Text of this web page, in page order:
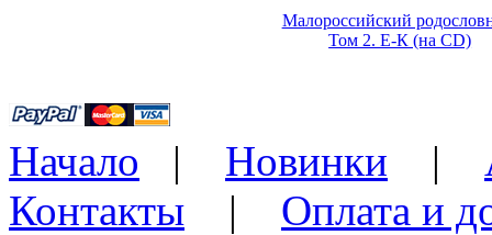
Малороссийский
Том 2. Е-К (на CD)
Начало | Новинки |
Контакты | Оплата и